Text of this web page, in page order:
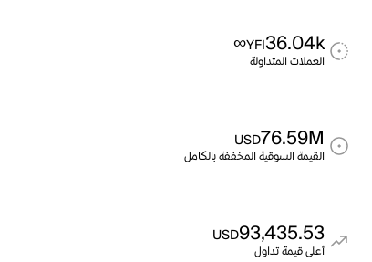
36.04k
YFI
∞
العملات المتداولة
76.59M
USD
القيمة السوقية المخففة بالكامل
93,435.53
USD
أعلى قيمة تداول